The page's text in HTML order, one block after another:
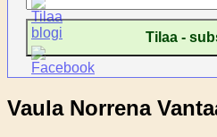
Vaula Norrena